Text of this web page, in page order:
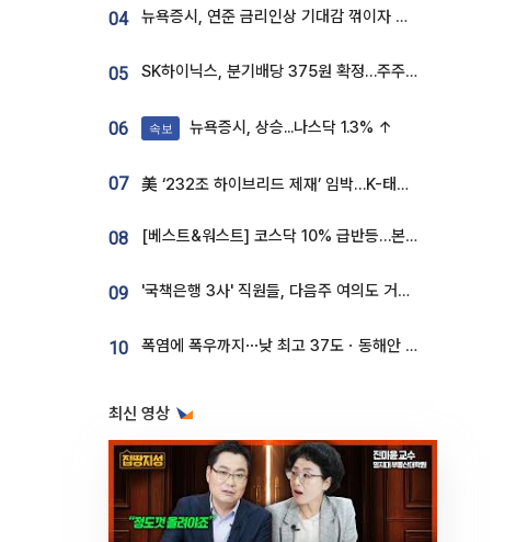
04 뉴욕증시, 연준 금리인상 기대감 꺾이자 상승...S&P500 사상 최고치 [종합]
05 SK하이닉스, 분기배당 375원 확정…주주환원책 9월로 앞당겨 발표
06 속보 뉴욕증시, 상승...나스닥 1.3% ↑
07 美 ‘232조 하이브리드 제재’ 임박…K-태양광, 불확실성 털고 날개 다나
08 [베스트&워스트] 코스닥 10% 급반등…본느, 최대주주 변경 기대에 270% 폭등
09 '국책은행 3사' 직원들, 다음주 여의도 거리 나서는 까닭은
10 폭염에 폭우까지⋯낮 최고 37도ㆍ동해안 강한 비 [날씨]
최신 영상